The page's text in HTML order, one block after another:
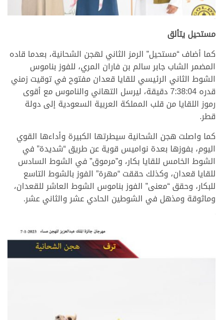
.
مستحيل يتألق
كما أضاف “مستحيل” الرمز الثاني لهجن الشحانية، بعدما قاده
المضمر الشاب جابر سالم بن فاران المري، للفوز بناموس
الشوط الثاني الرئيسي للقايا قعدان مفتوح في توقيت زمني
قدره 7:38:04 دقيقة، ليرسل التهاني والناموس مع أقوى
رموز اللقايا من قلب المملكة العربية السعودية إلى دولة
قطر.
كما واصلت هجن الشحانية سيطرتها الكبيرة وأداءها القوي
اليوم، بفوزها بعدة نواميس قوية عن طريق “شديدة” في
الشوط الخامس للقايا بكار، و”مرموق” في الشوط السادس
للقايا قعدان، وكذلك حققت “مهرة” الفوز بالشوط التاسع
للبكار، وحقق “معنى” الفوز بناموس الشوط العاشر للقعدان،
وماثوقة ومذهل في الشوطين الحادي عشر والثاني عشر.
.